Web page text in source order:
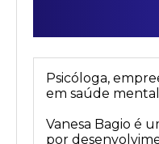
Psicóloga,
em saúde
Vanesa Bagio é
por